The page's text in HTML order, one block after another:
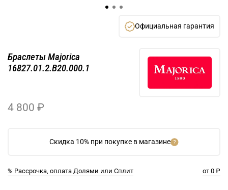
Официальная гарантия
Скидка 10% при покупке в магазине
% Рассрочка, оплата Долями или Сплит от 0 ₽
Браслеты Majorica
16827.01.2.B20.000.1
4 800 ₽